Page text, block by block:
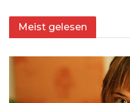
Meist gelesen